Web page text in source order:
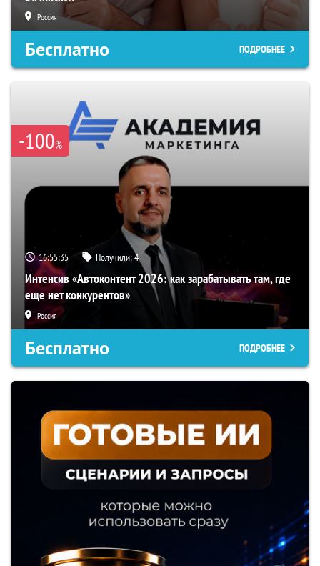
Россия
Бесплатно ПОДРОБНЕЕ
-100%
16:55:34 Получили:4
Интенсив «Автоконтент 2026: как зарабатывать там, где
еще нет конкурентов»
Россия
Бесплатно ПОДРОБНЕЕ